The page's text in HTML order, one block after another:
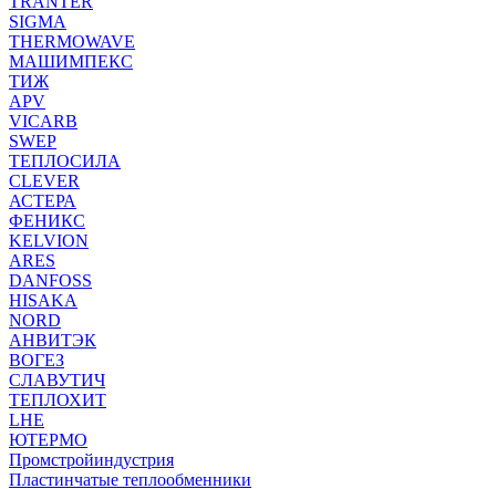
SIGMA
THERMOWAVE
МАШИМПЕКС
ТИЖ
APV
VICARB
SWEP
ТЕПЛОСИЛА
CLEVER
АСТЕРА
ФЕНИКС
KELVION
ARES
DANFOSS
HISAKA
NORD
АНВИТЭК
ВОГЕЗ
СЛАВУТИЧ
ТЕПЛОХИТ
LHE
ЮТЕРМО
Промстройиндустрия
Пластинчатые теплообменники